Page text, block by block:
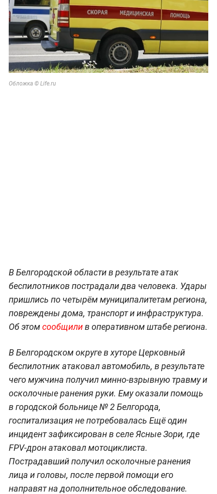
Обложка © Life.ru
В Белгородской области в результате атак
беспилотников пострадали два человека. Удары
пришлись по четырём муниципалитетам региона,
повреждены дома, транспорт и инфраструктура.
Об этомсообщилив оперативном штабе региона.
В Белгородском округе в хуторе Церковный
беспилотник атаковал автомобиль, в результате
чего мужчина получил минно-взрывную травму и
осколочные ранения руки. Ему оказали помощь
в городской больнице № 2 Белгорода,
госпитализация не потребовалась Ещё один
инцидент зафиксирован в селе Ясные Зори, где
FPV-дрон атаковал мотоциклиста.
Пострадавший получил осколочные ранения
лица и головы, после первой помощи его
направят на дополнительное обследование.